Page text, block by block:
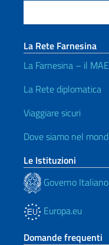
La Rete Farnesina
La Farnesina – il
La Rete diplomatica
Viaggiare sicuri
Dove siamo nel
Le Istituzioni
Governo Italiano
Europa.eu
Domande frequenti